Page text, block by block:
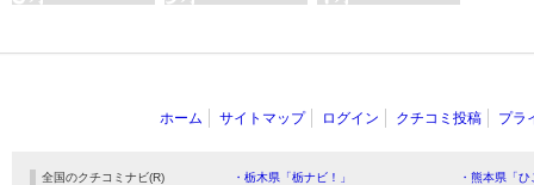
ホーム サイトマップ ログイン クチコミ投稿 プラ
全国のクチコミナビ(R) ・栃木県「栃ナビ！」
・熊本県「